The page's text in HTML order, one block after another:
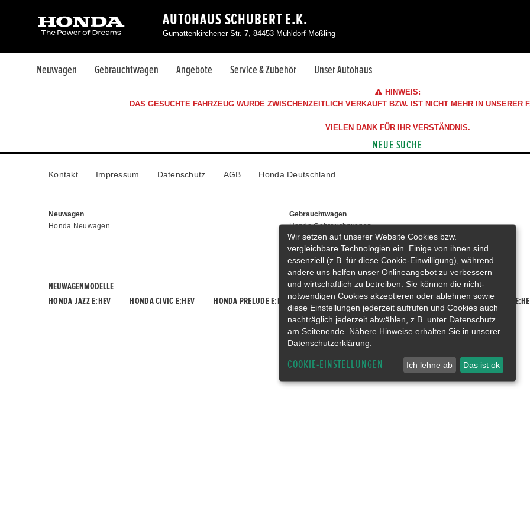
AUTOHAUS SCHUBERT E.K.
Gumattenkirchener Str. 7, 84453 Mühldorf-Mößling
Neuwagen Gebrauchtwagen Angebote Service & Zubehör Unser Autohaus
HINWEIS:
DAS GESUCHTE FAHRZEUG WURDE ZWISCHENZEITLICH VERKAUFT BZW. IST NICHT MEHR IN UNSERER
VIELEN DANK FÜR IHR VERSTÄNDNIS.
NEUE SUCHE
Kontakt Impressum Datenschutz AGB Honda Deutschland
Neuwagen
Honda Neuwagen
Gebrauchtwagen
Honda Gebrauchtwagen
Honda Vorführwagen
Gesamtbestand
NEUWAGENMODELLE
HONDA JAZZ E:HEV
HONDA CIVIC E:HEV HONDA PRELUDE E:HEV HONDA HR-V E:HEV HONDA ZR-V E:HEV HONDA CR-V
Wir setzen auf unserer Website Cookies bzw.
vergleichbare Technologien ein. Einige von ihnen sind
essenziell (z.B. für diese Cookie-Einwilligung), während
andere uns helfen unser Onlineangebot zu verbessern
und wirtschaftlich zu betreiben. Sie können die nicht-
notwendigen Cookies akzeptieren oder ablehnen sowie
diese Einstellungen jederzeit aufrufen und Cookies auch
nachträglich jederzeit abwählen, z.B. unter Datenschutz
am Seitenende. Nähere Hinweise erhalten Sie in unserer
Datenschutzerklärung.
COOKIE-EINSTELLUNGEN Ich lehne ab Das ist ok